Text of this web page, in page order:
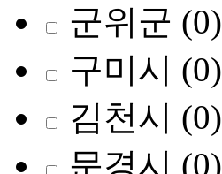
군위군 (0)
구미시 (0)
김천시 (0)
문경시 (0)